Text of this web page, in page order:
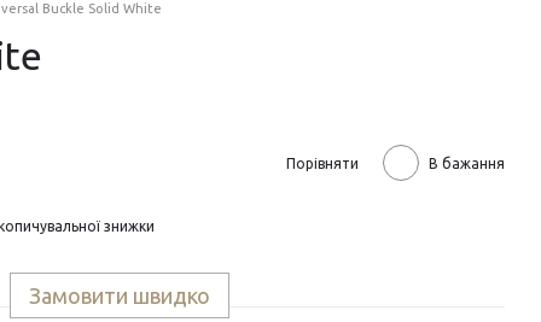
Buckle Solid White
Порівняти В бажання
знижки
Замовити швидко